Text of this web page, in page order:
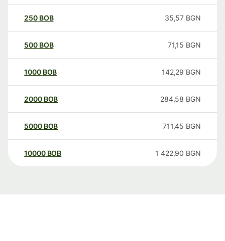
250 BOB 35,57 BGN
500 BOB 71,15 BGN
1000 BOB 142,29 BGN
2000 BOB 284,58 BGN
5000 BOB 711,45 BGN
10000 BOB 1 422,90 BGN